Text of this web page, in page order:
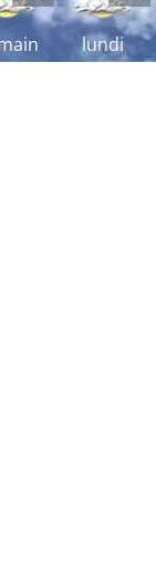
lundi